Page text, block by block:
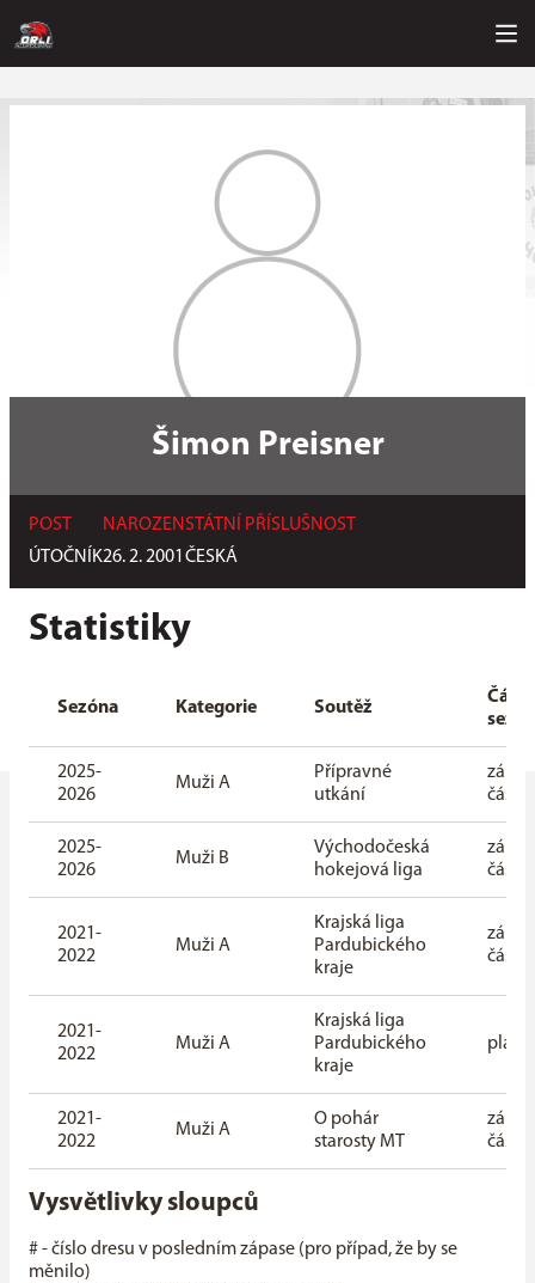
Šimon Preisner
POST
ÚTOČNÍK
NAROZEN
26. 2. 2001
STÁTNÍ PŘÍSLUŠNOST
ČESKÁ
Statistiky
Sezóna Kategorie Soutěž
Část
2025-
2026
Muži A
Přípravné
utkání
část
2025-
2026
Muži B
Východočeská
hokejová liga
část
2021-
2022
Muži A
Krajská liga
Pardubického
kraje
část
2021-
2022
Muži A
Krajská liga
Pardubického
kraje
2021-
2022
Muži A
O pohár
starosty MT
část
Vysvětlivky sloupců
# - číslo dresu v posledním zápase (pro případ, že by se
měnilo)